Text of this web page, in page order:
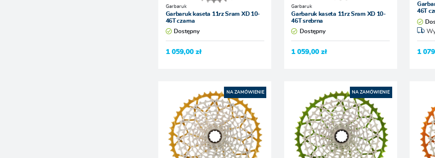
Garbaruk
Garbaruk kaseta 11rz Sram XD 10-
46T czarna
Dostępny
1 059,00 zł
Garbaruk
Garbaruk kaseta 11rz Sram XD 10-
46T srebrna
Dostępny
1 059,00 zł
46T
1
NA ZAMÓWIENIE NA ZAMÓWIENIE